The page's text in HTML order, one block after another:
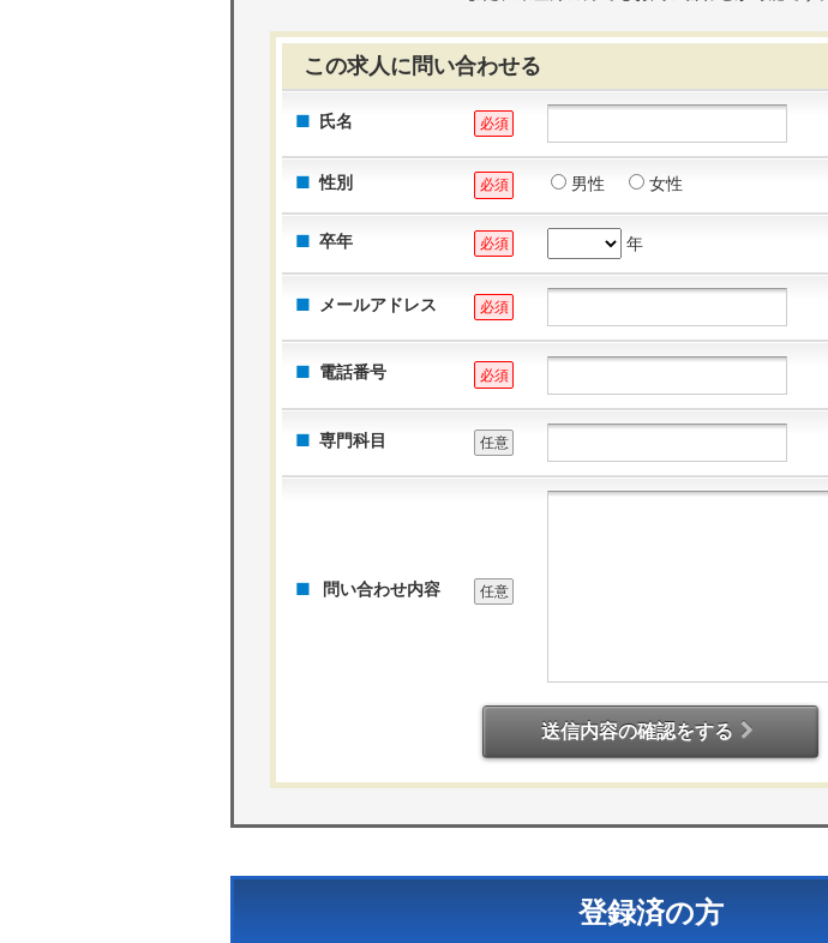
この求人に問い合わせる
氏名 必須
性別 必須 男性 女性
卒年 必須 年
メールアドレス 必須
電話番号 必須
専門科目 任意
問い合わせ内容 任意
送信内容の確認をする
登録済の方